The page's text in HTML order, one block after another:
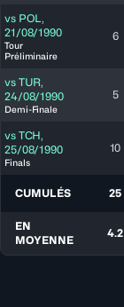
vs POL,
21/08/1990
Tour
Préliminaire
6
vs TUR,
24/08/1990
Demi-Finale
5
vs TCH,
25/08/1990
Finals
10
CUMULÉS 25
EN
MOYENNE
4.2